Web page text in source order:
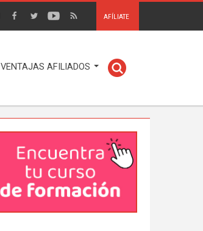
AFÍLIATE
VENTAJAS AFILIADOS